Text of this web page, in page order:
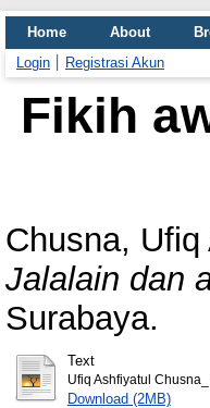
Home About
Login
Registrasi Akun
Fikih
Chusna, Ufiq
Jalalain dan
Surabaya.
Text
Ufiq Ashfiyatul
Download (2MB)